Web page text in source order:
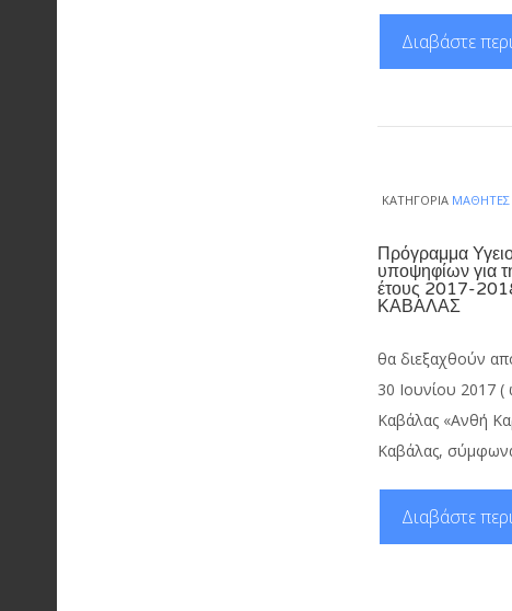
Διαβάστε
ΚΑΤΗΓΟΡΊΑ ΜΑΘΗΤΈΣ
Πρόγραμμα
υποψηφίων για
έτους 2017-
ΚΑΒΑΛΑΣ
θα διεξαχθούν
30 Ιουνίου 2017
Καβάλας «Ανθή
Καβάλας,
Διαβάστε